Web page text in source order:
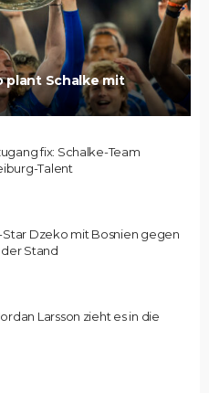
plant Schalke mit
fix: Schalke-Team
Talent
Dzeko mit Bosnien gegen
der Stand
Larsson zieht es in die